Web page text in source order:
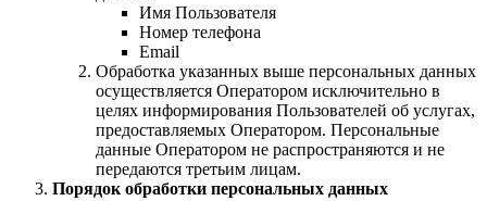
Имя Пользователя
Номер телефона
Email
Обработка указанных выше персональных данных
осуществляется Оператором исключительно в
целях информирования Пользователей об услугах,
предоставляемых Оператором. Персональные
данные Оператором не распространяются и не
передаются третьим лицам.
Порядок обработки персональных данных